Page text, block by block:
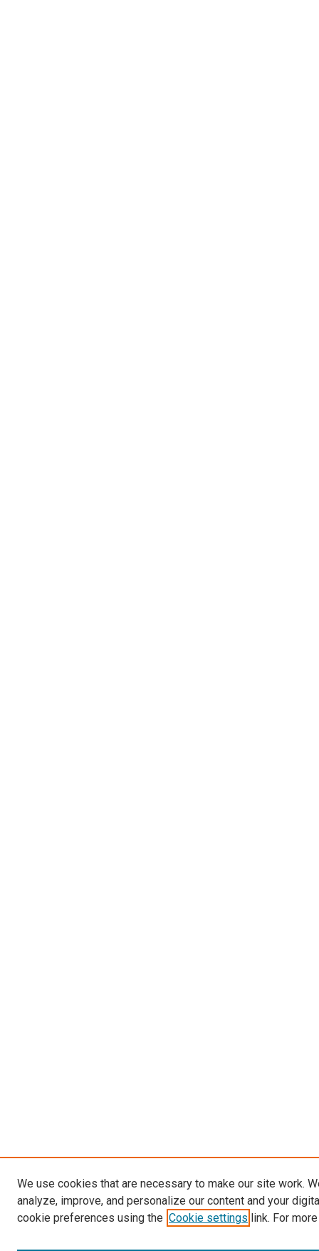
We use cookies that are necessary to make our site work.
analyze, improve, and personalize our content and your
cookie preferences using the Cookie settings link. For